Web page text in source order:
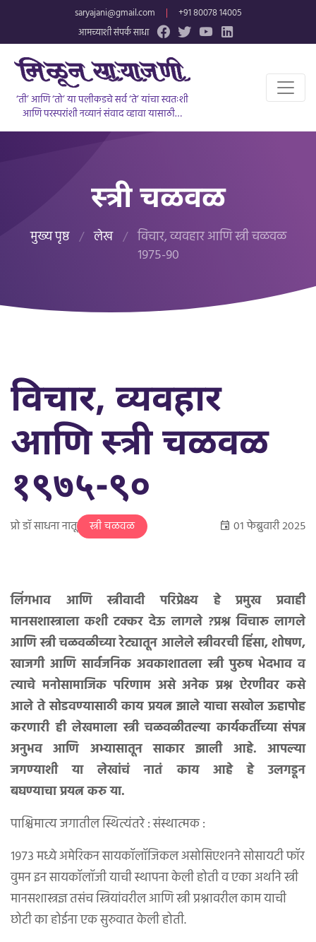
saryajani@gmail.com |
+91 80078 14005
आमच्याशी संपर्क साधा
‘ती’ आणि ‘तो’ या पलीकडचे सर्व ‘ते’ यांचा स्वतःशी
आणि परस्परांशी नव्यानं संवाद व्हावा यासाठी…
स्त्री चळवळ
मुख्य पृष्ठ / लेख / विचार, व्यवहार आणि स्त्री चळवळ
१९७५-९०
विचार, व्यवहार
आणि स्त्री चळवळ
१९७५-९०
प्रो डॉ साधना नातू स्त्री चळवळ ०१ फेब्रुवारी २०२५
लिंगभाव आणि स्त्रीवादी परिप्रेक्ष्य हे प्रमुख प्रवाही
मानसशास्त्राला कशी टक्कर देऊ लागले ?प्रश्न विचारू लागले
आणि स्त्री चळवळीच्या रेट्यातून आलेले स्त्रीवरची हिंसा, शोषण,
खाजगी आणि सार्वजनिक अवकाशातला स्त्री पुरुष भेदभाव व
त्याचे मनोसामाजिक परिणाम असे अनेक प्रश्न ऐरणीवर कसे
आले ते सोडवण्यासाठी काय प्रयत्न झाले याचा सखोल ऊहापोह
करणारी ही लेखमाला स्त्री चळवळीतल्या कार्यकर्तीच्या संपन्न
अनुभव आणि अभ्यासातून साकार झाली आहे. आपल्या
जगण्याशी या लेखांचं नातं काय आहे हे उलगडून
बघण्याचा प्रयत्न करु या.
पाश्चिमात्य जगातील स्थित्यंतरे : संस्थात्मक :
१९७३ मध्ये अमेरिकन सायकॉलॉजिकल असोसिएशनने सोसायटी फॉर
वुमन इन सायकॉलॉजी याची स्थापना केली होती व एका अर्थाने स्त्री
मानसशास्त्रज्ञ तसंच स्त्रियांवरील आणि स्त्री प्रश्नावरील काम याची
छोटी का होईना एक सुरुवात केली होती.